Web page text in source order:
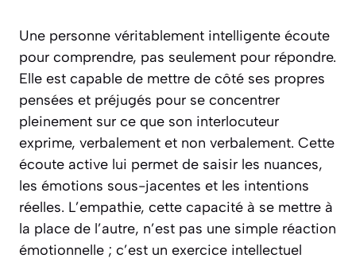
Une personne véritablement intelligente écoute
pour comprendre, pas seulement pour répondre.
Elle est capable de mettre de côté ses propres
pensées et préjugés pour se concentrer
pleinement sur ce que son interlocuteur
exprime, verbalement et non verbalement. Cette
écoute active lui permet de saisir les nuances,
les émotions sous-jacentes et les intentions
réelles. L’empathie, cette capacité à se mettre à
la place de l’autre, n’est pas une simple réaction
émotionnelle ; c’est un exercice intellectuel